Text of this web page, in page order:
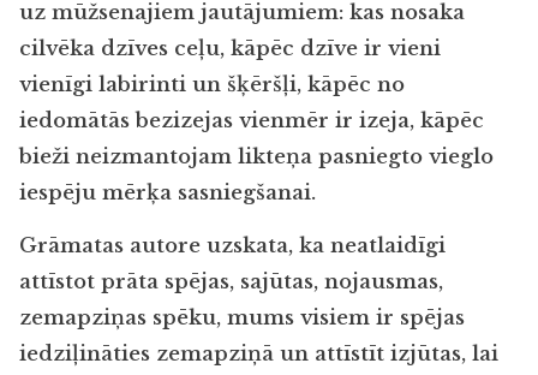
uz mūžsenajiem jautājumiem: kas nosaka
cilvēka dzīves ceļu, kāpēc dzīve ir vieni
vienīgi labirinti un šķēršļi, kāpēc no
iedomātās bezizejas vienmēr ir izeja, kāpēc
bieži neizmantojam likteņa pasniegto vieglo
iespēju mērķa sasniegšanai.
Grāmatas autore uzskata, ka neatlaidīgi
attīstot prāta spējas, sajūtas, nojausmas,
zemapziņas spēku, mums visiem ir spējas
iedziļināties zemapziņā un attīstīt izjūtas, lai